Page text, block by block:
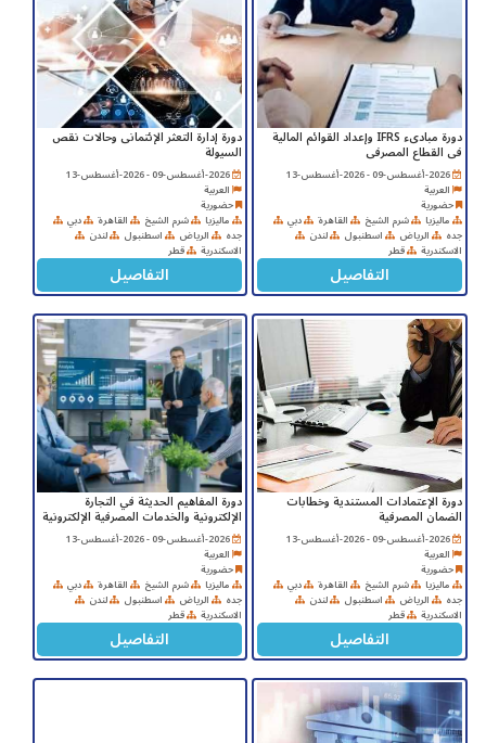
دورة مبادىء IFRS وإعداد القوائم المالية
فى القطاع المصرفى
2026-أغسطس-09 - 2026-أغسطس-13
العربية
حضورية
ماليزيا شرم الشيخ القاهرة دبي
جده الرياض اسطنبول لندن
الاسكندرية قطر
التفاصيل
دورة إدارة التعثر الإئتمانى وحالات نقص
السيولة
2026-أغسطس-09 - 2026-أغسطس-13
العربية
حضورية
ماليزيا شرم الشيخ القاهرة دبي
جده الرياض اسطنبول لندن
الاسكندرية قطر
التفاصيل
دورة الإعتمادات المستندية وخطابات
الضمان المصرفية
2026-أغسطس-09 - 2026-أغسطس-13
العربية
حضورية
ماليزيا شرم الشيخ القاهرة دبي
جده الرياض اسطنبول لندن
الاسكندرية قطر
التفاصيل
دورة المفاهيم الحديثة في التجارة
الإلكترونية والخدمات المصرفية الإلكترونية
2026-أغسطس-09 - 2026-أغسطس-13
العربية
حضورية
ماليزيا شرم الشيخ القاهرة دبي
جده الرياض اسطنبول لندن
الاسكندرية قطر
التفاصيل